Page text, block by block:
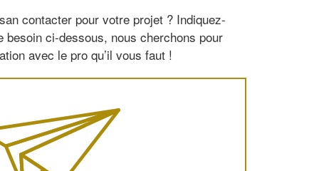
contacter pour votre projet ? Indiquez-
besoin ci-dessous, nous cherchons pour
avec le pro qu’il vous faut !